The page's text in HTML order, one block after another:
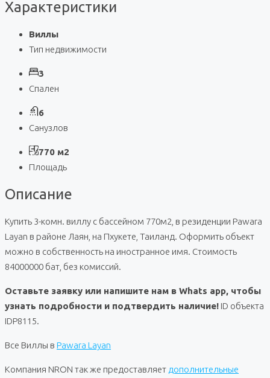
Характеристики
Виллы
Тип недвижимости
3
Спален
6
Санузлов
770 м2
Площадь
Описание
Купить 3-комн. виллу с бассейном 770м2, в резиденции Pawara
Layan в районе Лаян, на Пхукете, Таиланд. Оформить объект
можно в собственность на иностранное имя. Стоимость
84000000 бат, без комиссий.
Оставьте заявку или напишите нам в Whats app, чтобы
узнать подробности и подтвердить наличие! ID объекта
IDP8115.
Все Виллы в Pawara Layan
Компания NRON так же предоставляет дополнительные